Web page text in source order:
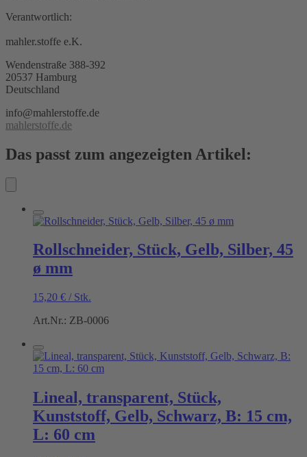
Verantwortlich:
mahler.stoffe e.K.
Wendenstraße 388-392
20537 Hamburg
Deutschland
info@mahlerstoffe.de
mahlerstoffe.de
Das passt zum angezeigten Artikel:
Rollschneider, Stück, Gelb, Silber, 45
ø mm
15,20 € / Stk.
Art.Nr.: ZB-0006
Lineal, transparent, Stück,
Kunststoff, Gelb, Schwarz, B: 15 cm,
L: 60 cm